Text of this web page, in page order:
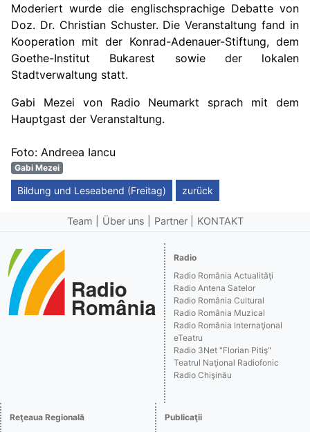
Moderiert wurde die englischsprachige Debatte von
Doz. Dr. Christian Schuster. DieVeranstaltung fand in
Kooperation mit der Konrad-Adenauer-Stiftung, dem
Goethe-Institut Bukarest sowie der lokalen
Stadtverwaltung statt.
Gabi Mezei von Radio Neumarkt sprach mit dem
Hauptgast der Veranstaltung.
Foto: Andreea Iancu
Gabi Mezei
Bildung und Leseabend (Freitag) zurück
Team Über uns Partner KONTAKT
Radio
Radio România Actualităţi
Radio Antena Satelor
Radio România Cultural
Radio România Muzical
Radio România Internaţional
eTeatru
Radio 3Net "Florian Pitiş"
Teatrul Naţional Radiofonic
Radio Chişinău
Reţeaua Regională
Publicaţii